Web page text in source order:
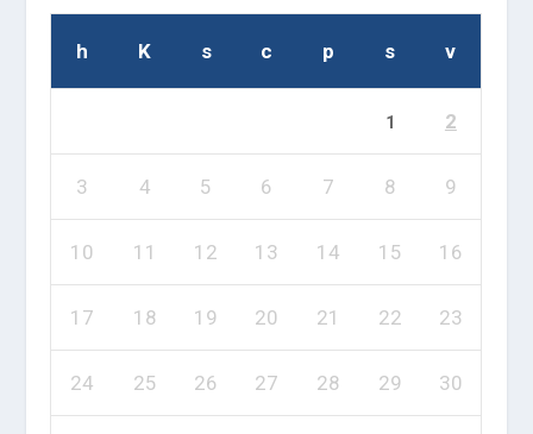
h K s c p s v
1 2
3 4 5 6 7 8 9
10 11 12 13 14 15 16
17 18 19 20 21 22 23
24 25 26 27 28 29 30